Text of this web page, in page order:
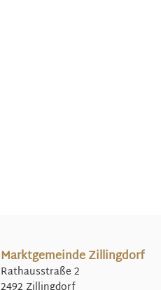
Marktgemeinde Zillingdorf
Rathausstraße 2